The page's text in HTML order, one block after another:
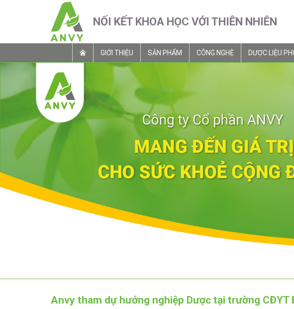
NỐI KẾT KHOA HỌC VỚI THIÊN NHIÊN
GIỚI THIỆU SẢN PHẨM CÔNG NGHỆ DƯỢC LIỆU
Anvy tham dự hướng nghiệp Dược tại trường CĐYT